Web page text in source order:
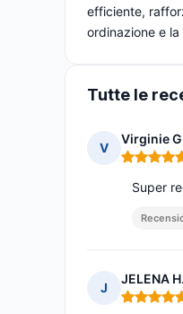
efficiente,
ordinazione e
Tutte le
V
Virginie
Nota: 5 su
Super
J
JELENA H.
Nota: 5 su